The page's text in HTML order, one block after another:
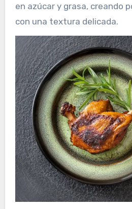
en azúcar y grasa, creando
con una textura delicada.